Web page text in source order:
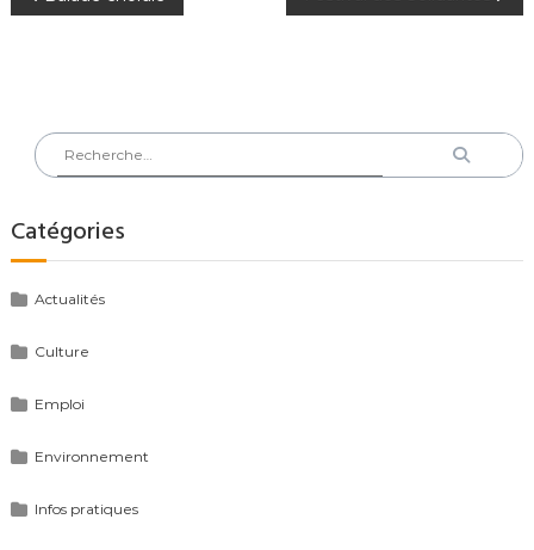
Rechercher
:
Catégories
Actualités
Culture
Emploi
Environnement
Infos pratiques